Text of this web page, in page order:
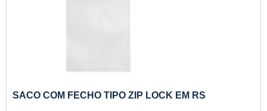
0,450 mm. Além disso, garantem: Resistência
SACO COM FECHO TIPO ZIP LOCK EM RS